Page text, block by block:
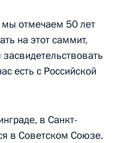
мы отмечаем 50 лет
на этот саммит,
есть с Российской
в Санкт-
в Советском Союзе.